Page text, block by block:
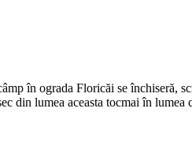
în ograda Floricăi se închiseră,
din lumea aceasta tocmai în lumea